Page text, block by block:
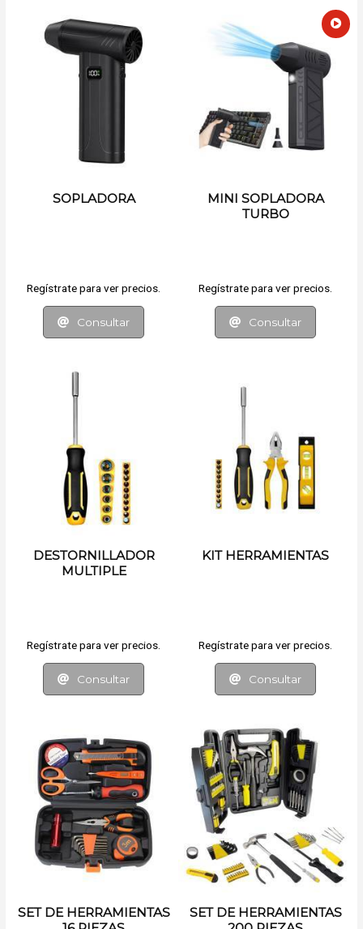
SOPLADORA
Regístrate para ver precios.
Consultar
MINI SOPLADORA
TURBO
Regístrate para ver precios.
Consultar
DESTORNILLADOR
MULTIPLE
Regístrate para ver precios.
Consultar
KIT HERRAMIENTAS
Regístrate para ver precios.
Consultar
SET DE HERRAMIENTAS
SET DE HERRAMIENTAS